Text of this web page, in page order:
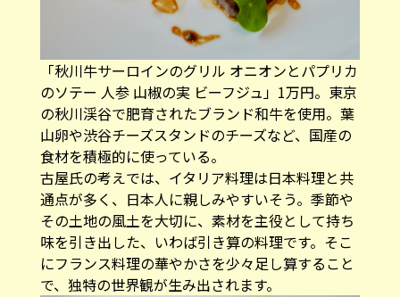
「秋川牛サーロインのグリル オニオンとパプリカ
のソテー 人参 山椒の実 ビーフジュ」1万円。東京
の秋川渓谷で肥育されたブランド和牛を使用。葉
山卵や渋谷チーズスタンドのチーズなど、国産の
食材を積極的に使っている。
古屋氏の考えでは、イタリア料理は日本料理と共
通点が多く、日本人に親しみやすいそう。季節や
その土地の風土を大切に、素材を主役として持ち
味を引き出した、いわば引き算の料理です。そこ
にフランス料理の華やかさを少々足し算すること
で、独特の世界観が生み出されます。